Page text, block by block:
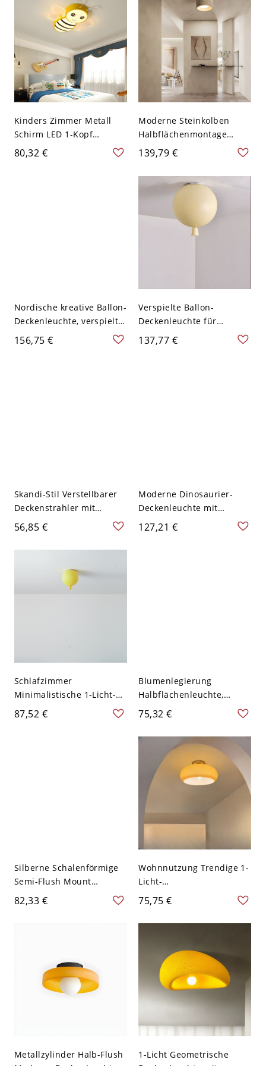
Kinders Zimmer Metall
Schirm LED 1-Kopf
Deckenlampe Biene
Design Cartoon
80,32 €
Moderne Steinkolben
Halbflächenmontage
Deckenleuchte mit
abwärts gerichtetem
Steinschirm - Gelb 110V-
139,79 €
Nordische kreative Ballon-
Deckenleuchte, verspielte
Kinderzimmerlampe mit
Zugschalter - 110V-120V
156,75 €
Verspielte Ballon-
Deckenleuchte für
Kinderzimmer und
Kinderkrippe aus Glas -
137,77 €
Skandi-Stil Verstellbarer
Deckenstrahler mit
Naturholzakzenten &
Verspielter Silhouette -
110V-120V Gelb
56,85 €
Moderne Dinosaurier-
Deckenleuchte mit
Acrylschirm für Kinder -
Weiß 110V-120V Weißlicht
127,21 €
Schlafzimmer
Minimalistische 1-Licht-
Symmetrische Kunststoff-
Deckenleuchte für
87,52 €
Blumenlegierung
Halbflächenleuchte,
LED/Glühlampe/Fluoreszie
rend, Glasur für
Wohnnutzung, Kaffee,
110-120V, 7"
75,32 €
Silberne Schalenförmige
Semi-Flush Mount
Deckenleuchte, Gelb,
110V-120V, 11"
82,33 €
Wohnnutzung Trendige 1-
Licht-
LED/Glühlampen/Leuchtst
offlampen Semi-Flush-
Mount-Deckenlampe mit
120 V, Beige, 4"
75,75 €
Metallzylinder Halb-Flush
1-Licht Geometrische